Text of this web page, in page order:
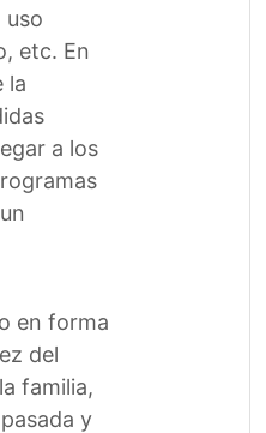
uso
etc. En
la
a los
en forma
del
familia,
y